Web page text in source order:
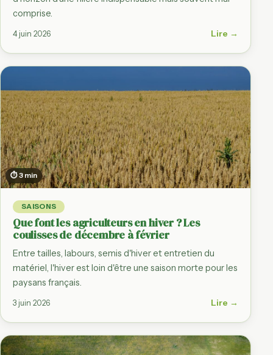
comprise.
4 juin 2026 Lire →
⏱ 3 min
SAISONS
Que font les agriculteurs en hiver ? Les
coulisses de décembre à février
Entre tailles, labours, semis d'hiver et entretien du
matériel, l'hiver est loin d'être une saison morte pour les
paysans français.
3 juin 2026 Lire →